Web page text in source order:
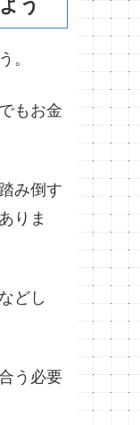
う
。
もお金
み倒す
りま
どし
う必要